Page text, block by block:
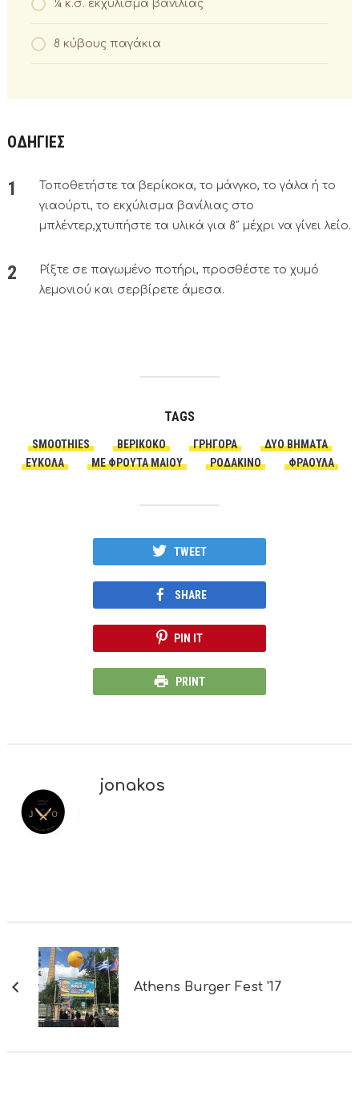
¼ κ.σ. εκχύλισμα βανίλιας
8 κύβους παγάκια
ΟΔΗΓΙΕΣ
Τοποθετήστε τα βερίκοκα, το μάνγκο, το γάλα ή το
γιαούρτι, το εκχύλισμα βανίλιας στο
μπλέντερ,χτυπήστε τα υλικά για 8″ μέχρι να γίνει λείο.
Ρίξτε σε παγωμένο ποτήρι, προσθέστε το χυμό
λεμονιού και σερβίρετε άμεσα.
TAGS
SMOOTHIES ΒΕΡΊΚΟΚΟ ΓΡΉΓΟΡΑ
ΔΎΟ ΒΉΜΑΤΑ
ΕΎΚΟΛΑ
ΜΕ ΦΡΟΥΤΑ ΜΑΙΟΥ ΡΟΔΆΚΙΝΟ ΦΡΆΟΥΛΑ
TWEET
SHARE
PIN IT
PRINT
jonakos
Athens Burger Fest '17